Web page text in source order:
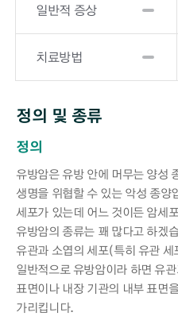
일반적 증상
치료방법
정의 및 종류
정의
유방암은 유방 안에 머무는 양성
생명을 위협할 수 있는 악성 종
세포가 있는데 어느 것이든 암세
유방암의 종류는 꽤 많다고 하겠
유관과 소엽의 세포(특히 유관
일반적으로 유방암이라 하면 유
표면이나 내장 기관의 내부 표면
가리킵니다.